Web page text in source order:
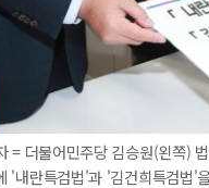
= 더불어민주당 김승원(왼쪽)
'내란특검법'과 '김건희특검